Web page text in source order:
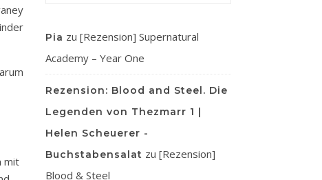
mit
Pia zu [Rezension] Supernatural
Academy – Year One
Rezension: Blood and Steel. Die
Legenden von Thezmarr 1 |
Helen Scheuerer -
Buchstabensalat zu [Rezension]
Blood & Steel